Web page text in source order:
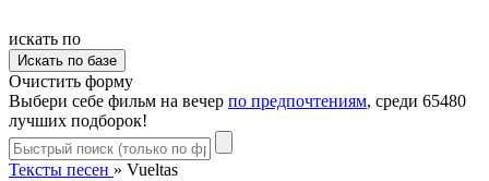
искать по
Очистить форму
Выбери себе фильм на вечер по предпочтениям, среди 65480
лучших подборок!
Тексты песен » Vueltas